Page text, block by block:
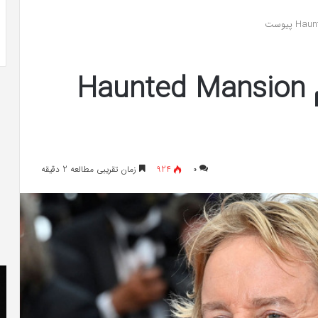
اوون ویلسون به فیلم Haunted Mansion
۰ 924 زمان تقریبی مطالعه 2 دقیقه
می‌دهم»
می